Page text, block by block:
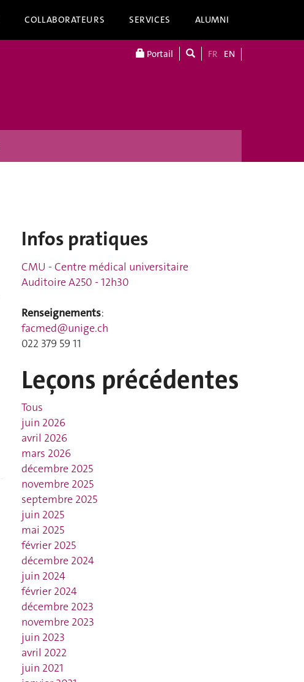
COLLABORATEURS SERVICES ALUMNI
Portail FR EN
Infos pratiques
CMU - Centre médical universitaire
Auditoire A250 - 12h30
Renseignements:
facmed@unige.ch
022 379 59 11
Leçons précédentes
Tous
juin 2026
avril 2026
mars 2026
décembre 2025
novembre 2025
septembre 2025
juin 2025
mai 2025
février 2025
décembre 2024
juin 2024
février 2024
décembre 2023
novembre 2023
juin 2023
avril 2022
juin 2021